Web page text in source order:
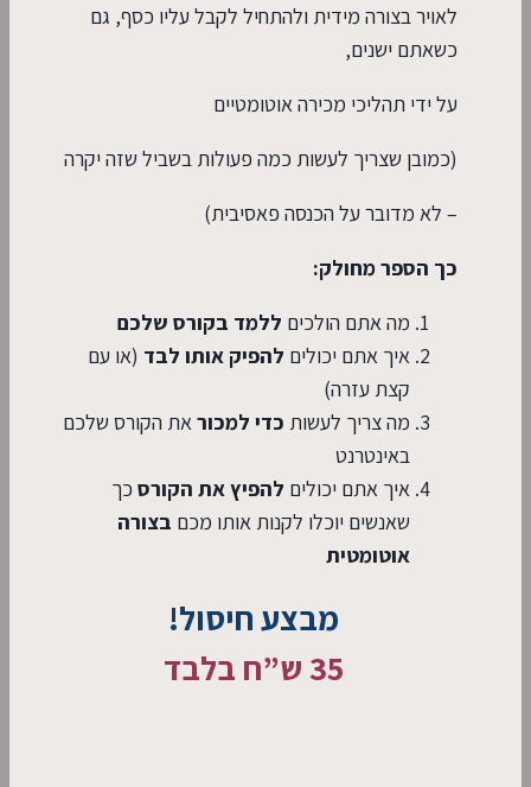
לאויר בצורה מידית ולהתחיל לקבל עליו כסף, גם
כשאתם ישנים,
על ידי תהליכי מכירה אוטומטיים
(כמובן שצריך לעשות כמה פעולות בשביל שזה יקרה
– לא מדובר על הכנסה פאסיבית)
כך הספר מחולק:
מה אתם הולכים ללמד בקורס שלכם
איך אתם יכולים להפיק אותו לבד (או עם
קצת עזרה)
מה צריך לעשות כדי למכוראת הקורס שלכם
באינטרנט
איך אתם יכולים להפיץ את הקורס כך
שאנשים יוכלו לקנות אותו מכם בצורה
אוטומטית
מבצע חיסול!
35 ש”ח בלבד